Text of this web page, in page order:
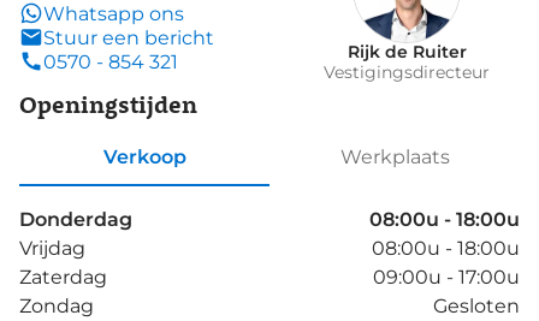
Whatsapp ons
Stuur een bericht
0570 - 854 321
Rijk de Ruiter
Vestigingsdirecteur
Openingstijden
Verkoop Werkplaats
Donderdag
08:00u - 18:00u
Vrijdag
08:00u - 18:00u
Zaterdag
09:00u - 17:00u
Zondag
Gesloten